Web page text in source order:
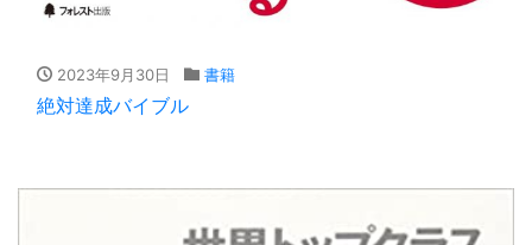
2023年9月30日 書籍
絶対達成バイブル